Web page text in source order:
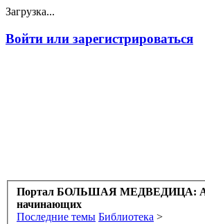
Загрузка...
Войти или зарегистрироваться
Портал БОЛЬШАЯ МЕДВЕДИЦА:
начинающих
Последние темы Библиотека >